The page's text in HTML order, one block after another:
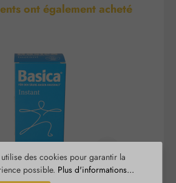
de produits
ont également acheté
des cookies pour garantir la
possible. Plus d'informations...